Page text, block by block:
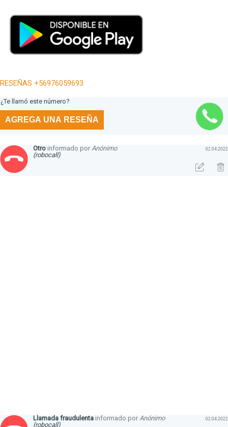
RESEÑAS +56976059693
¿Te llamó este número?
AGREGA UNA RESEÑA
02.04.2022
Otro informado por Anónimo
(robocall)
02.04.2022
Llamada fraudulenta informado por Anónimo
(robocall)